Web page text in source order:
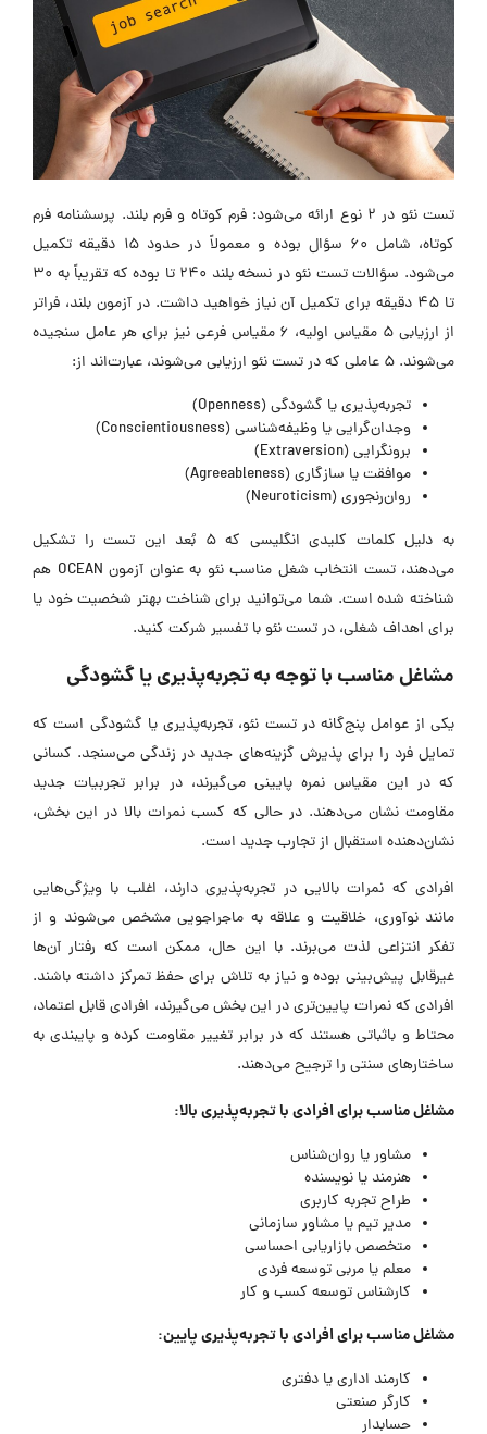
تست نئو در 2 نوع ارائه می‌شود: فرم کوتاه و فرم بلند. پرسشنامه فرم
کوتاه، شامل 60 سؤال بوده و معمولاً در حدود 15 دقیقه تکمیل
می‌شود. سؤالات تست نئو در نسخه بلند 240 تا بوده که تقریباً به 30
تا 45 دقیقه برای تکمیل آن نیاز خواهید داشت. در آزمون بلند، فراتر
از ارزیابی 5 مقیاس اولیه، 6 مقیاس فرعی نیز برای هر عامل سنجیده
می‌شوند. 5 عاملی که در تست نئو ارزیابی می‌شوند، عبارت‌اند از:
تجربه‌پذیری یا گشودگی (Openness)
وجدان‌گرایی یا وظیفه‌شناسی (Conscientiousness)
برونگرایی (Extraversion)
موافقت یا سازگاری (Agreeableness)
روان‌رنجوری (Neuroticism)
به دلیل کلمات کلیدی انگلیسی که 5 بُعد این تست را تشکیل
می‌دهند، تست انتخاب شغل مناسب نئو به عنوان آزمون OCEAN هم
شناخته شده است. شما می‌توانید برای شناخت بهتر شخصیت خود یا
برای اهداف شغلی، در تست نئو با تفسیر شرکت کنید.
مشاغل مناسب با توجه به تجربه‌پذیری یا گشودگی
یکی از عوامل پنج‌گانه در تست نئو، تجربه‌پذیری یا گشودگی است که
تمایل فرد را برای پذیرش گزینه‌های جدید در زندگی می‌سنجد. کسانی
که در این مقیاس نمره پایینی می‌گیرند، در برابر تجربیات جدید
مقاومت نشان می‌دهند. در حالی که کسب نمرات بالا در این بخش،
نشان‌دهنده استقبال از تجارب جدید است.
افرادی که نمرات بالایی در تجربه‌پذیری دارند، اغلب با ویژگی‌هایی
مانند نوآوری، خلاقیت و علاقه به ماجراجویی مشخص می‌شوند و از
تفکر انتزاعی لذت می‌برند. با این حال، ممکن است که رفتار آن‌ها
غیرقابل پیش‌بینی بوده و نیاز به تلاش برای حفظ تمرکز داشته باشند.
افرادی که نمرات پایین‌تری در این بخش می‌گیرند، افرادی قابل اعتماد،
محتاط و باثباتی هستند که در برابر تغییر مقاومت کرده و پایبندی به
ساختار‌های سنتی را ترجیح می‌دهند.
مشاغل مناسب برای افرادی با تجربه‌پذیری بالا:
مشاور یا روان‌شناس
هنرمند یا نویسنده
طراح تجربه کاربری
مدیر تیم یا مشاور سازمانی
متخصص بازاریابی احساسی
معلم یا مربی توسعه فردی
کارشناس توسعه کسب و کار
مشاغل مناسب برای افرادی با تجربه‌پذیری پایین:
کارمند اداری یا دفتری
کارگر صنعتی
حسابدار